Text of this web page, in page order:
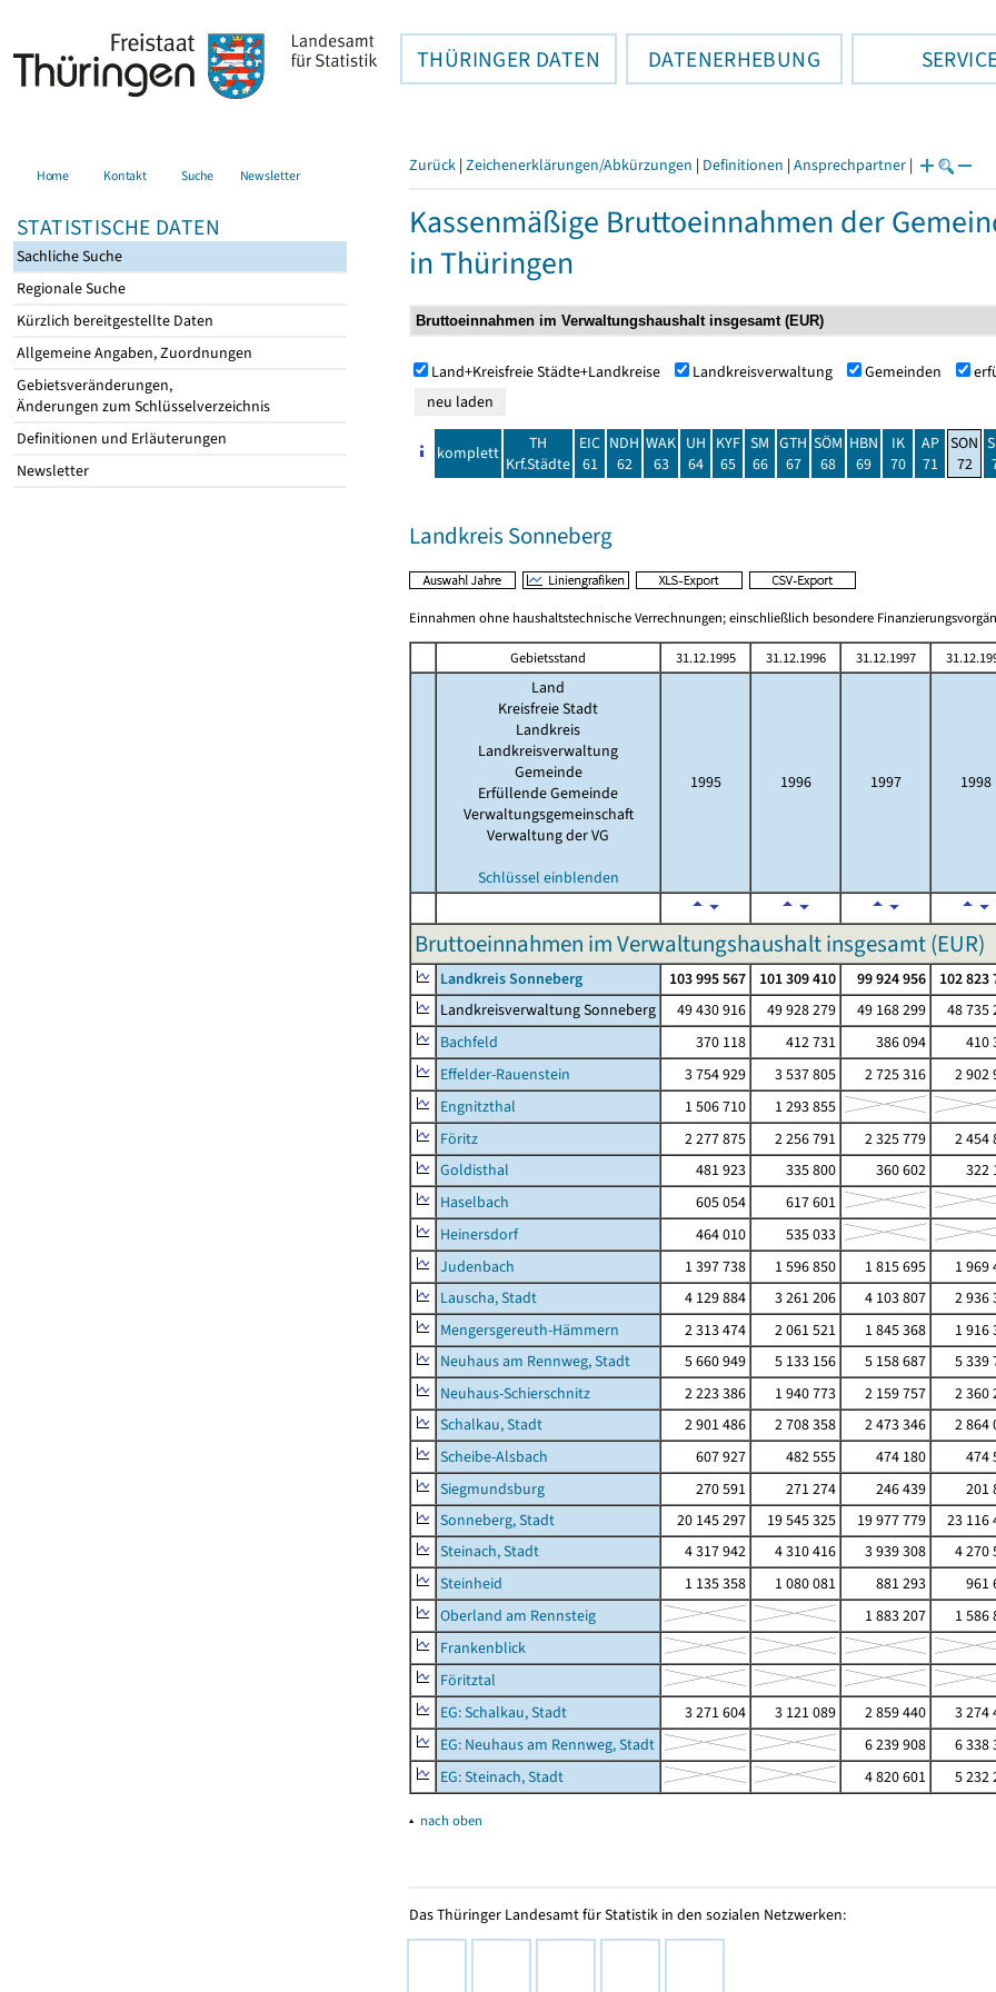
THÜRINGER DATEN DATENERHEBUNG
Home Kontakt Suche Newsletter
STATISTISCHE DATEN
Sachliche Suche
Regionale Suche
Kürzlich bereitgestellte Daten
Allgemeine Angaben, Zuordnungen
Gebietsveränderungen,
Änderungen zum Schlüsselverzeichnis
Definitionen und Erläuterungen
Newsletter
Zurück | Zeichenerklärungen/Abkürzungen | Definitionen | Ansprechpartner |
Kassenmäßige Bruttoeinnahmen der
in Thüringen
Land+Kreisfreie Städte+Landkreise Landkreisverwaltung Gemeinden
komplett
TH
Krf.Städte
EIC
61
NDH
62
WAK
63
UH
64
KYF
65
SM
66
GTH
67
SÖM
68
HBN
69
IK
70
AP
71
SON
72
Landkreis Sonneberg
Einnahmen ohne haushaltstechnische Verrechnungen; einschließlich besondere
Gebietsstand 31.12.1995 31.12.1996 31.12.1997
Land
Kreisfreie Stadt
Landkreis
Landkreisverwaltung
Gemeinde
Erfüllende Gemeinde
Verwaltungsgemeinschaft
Verwaltung der VG
Schlüssel einblenden
1995 1996 1997 1998
Bruttoeinnahmen im Verwaltungshaushalt insgesamt (EUR)
Landkreis Sonneberg 103 995 567 101 309 410 99 924 956 102 823
Landkreisverwaltung Sonneberg
49 430 916 49 928 279 49 168 299 48 735
Bachfeld
370 118 412 731 386 094 410
Effelder-Rauenstein
3 754 929 3 537 805 2 725 316 2 902
Engnitzthal
1 506 710
1 293 855
Föritz
2 277 875 2 256 791 2 325 779 2 454
Goldisthal
481 923 335 800 360 602 322
Haselbach
605 054
617 601
Heinersdorf
464 010
535 033
Judenbach
1 397 738 1 596 850 1 815 695 1 969
Lauscha, Stadt
4 129 884 3 261 206 4 103 807 2 936
Mengersgereuth-Hämmern
2 313 474 2 061 521 1 845 368 1 916
Neuhaus am Rennweg, Stadt
5 660 949 5 133 156 5 158 687 5 339
Neuhaus-Schierschnitz
2 223 386 1 940 773 2 159 757 2 360
Schalkau, Stadt
2 901 486 2 708 358 2 473 346 2 864
Scheibe-Alsbach
607 927 482 555 474 180 474
Siegmundsburg
270 591 271 274 246 439 201
Sonneberg, Stadt
20 145 297 19 545 325 19 977 779 23 116
Steinach, Stadt
4 317 942 4 310 416 3 939 308 4 270
Steinheid
1 135 358 1 080 081 881 293 961
Oberland am Rennsteig
1 883 207 1 586
Frankenblick
Föritztal
EG: Schalkau, Stadt
3 271 604 3 121 089 2 859 440 3 274
EG: Neuhaus am Rennweg, Stadt
6 239 908 6 338
EG: Steinach, Stadt
4 820 601 5 232
▴ nach oben
Das Thüringer Landesamt für Statistik in den sozialen Netzwerken: